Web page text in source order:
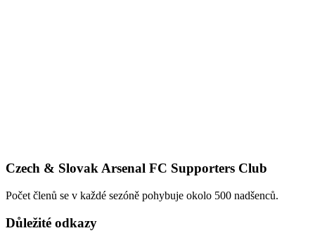
Czech & Slovak Arsenal FC Supporters Club
Počet členů se v každé sezóně pohybuje okolo 500 nadšenců.
Důležité odkazy